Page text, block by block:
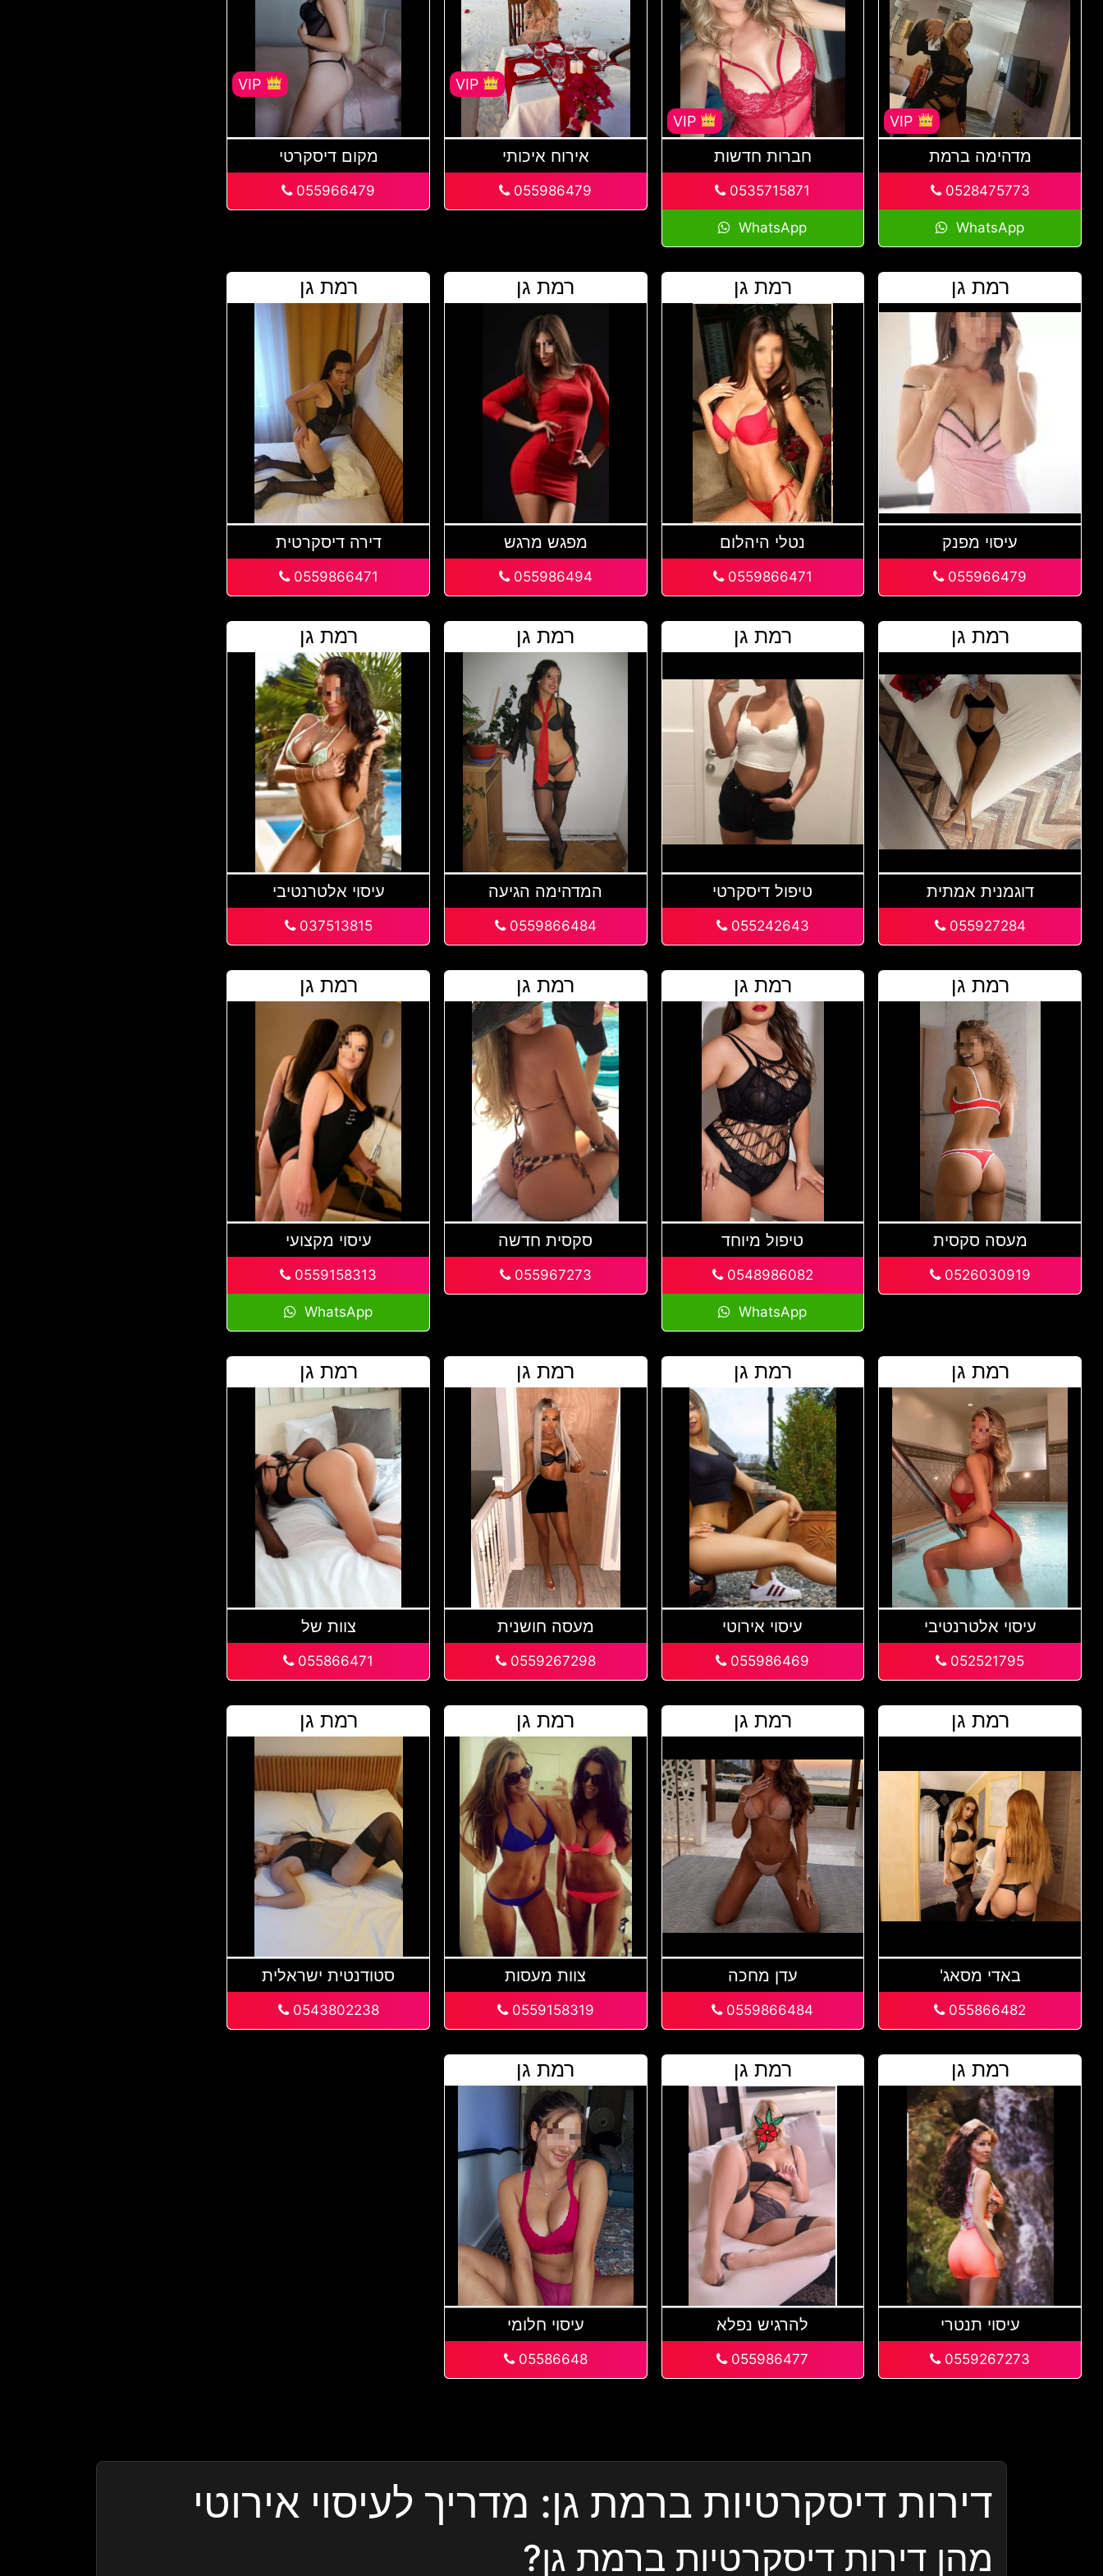
מדהימה ברמת
0528475773
WhatsApp
VIP
חברות חדשות
0535715871
WhatsApp
VIP
אירוח איכותי
055986479
מקום דיסקרטי
055966479
רמת גן
עיסוי מפנק
055966479
רמת גן
נטלי היהלום
0559866471
רמת גן
מפגש מרגש
055986494
רמת גן
דירה דיסקרטית
0559866471
רמת גן
דוגמנית אמתית
055927284
רמת גן
טיפול דיסקרטי
055242643
רמת גן
המדהימה הגיעה
0559866484
רמת גן
עיסוי אלטרנטיבי
037513815
רמת גן
מעסה סקסית
0526030919
רמת גן
טיפול מיוחד
0548986082
WhatsApp
רמת גן
סקסית חדשה
055967273
רמת גן
עיסוי מקצועי
0559158313
WhatsApp
רמת גן
עיסוי אלטרנטיבי
052521795
רמת גן
עיסוי אירוטי
055986469
רמת גן
מעסה חושנית
0559267298
רמת גן
צוות של
055866471
רמת גן
באדי מסאג'
055866482
רמת גן
עדן מחכה
0559866484
רמת גן
צוות מעסות
0559158319
רמת גן
סטודנטית ישראלית
0543802238
רמת גן
עיסוי תנטרי
0559267273
רמת גן
להרגיש נפלא
055986477
רמת גן
עיסוי חלומי
05586648
דירות דיסקרטיות ברמת גן: מדריך לעיסוי אירוטי
מהן דירות דיסקרטיות ברמת גן?